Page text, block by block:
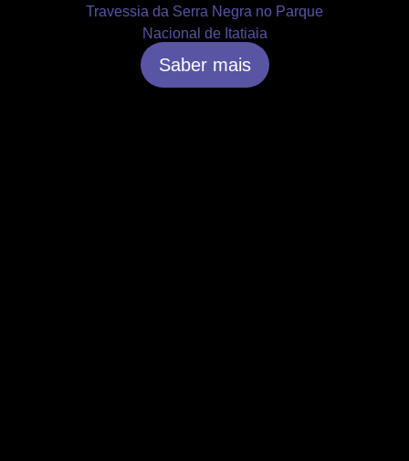
Travessia da Serra Negra no Parque
Nacional de Itatiaia
Saber mais